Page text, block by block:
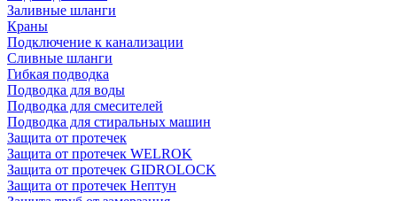
Заливные шланги
Краны
Подключение к канализации
Сливные шланги
Гибкая подводка
Подводка для воды
Подводка для смесителей
Подводка для стиральных машин
Защита от протечек
Защита от протечек WELROK
Защита от протечек GIDROLOCK
Защита от протечек Нептун